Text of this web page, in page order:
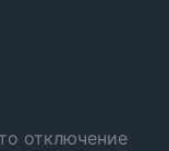
отключение